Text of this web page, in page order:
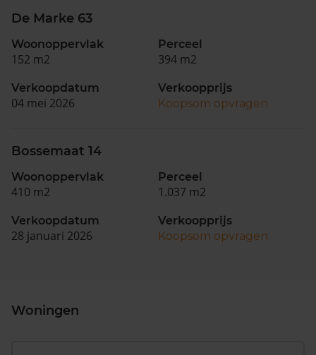
De Marke 63
Woonoppervlak
152 m2
Perceel
394 m2
Verkoopdatum
04 mei 2026
Verkoopprijs
Koopsom opvragen
Bossemaat 14
Woonoppervlak
410 m2
Perceel
1.037 m2
Verkoopdatum
28 januari 2026
Verkoopprijs
Koopsom opvragen
Woningen